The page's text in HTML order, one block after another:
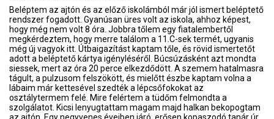
Beléptem az ajtón és az előző iskolámból már jól ismert beléptető
rendszer fogadott. Gyanúsan üres volt az iskola, ahhoz képest,
hogy még nem volt 8 óra. Jobbra tőlem egy fiatalembertől
megkérdeztem, hogy merre találom a 11.C-sek termét, ugyanis
még új vagyok itt. Útbaigazítást kaptam tőle, és rövid ismertetőt
adott a beléptető kártya igényléséről. Búcsúzásként azt mondta
siessek, mert az óra 20 perce elkezdődött. A szemem hatalmasra
tágult, a pulzusom felszökött, és mielőtt észbe kaptam volna a
lábaim már kettesével szedték a lépcsőfokokat az
osztálytermem felé. Mire felértem a tüdőm felmondta a
szolgálatot. Kicsi lenyugtattam magam majd halkan bekopogtam